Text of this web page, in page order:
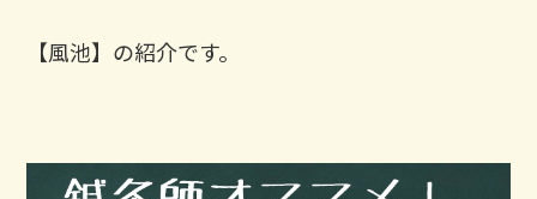
【風池】の紹介です。